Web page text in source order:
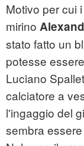
Motivo per cui
mirino
stato fatto un
potesse
Luciano
calciatore a
l'ingaggio del
sembra